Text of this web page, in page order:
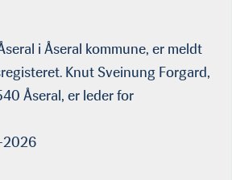
i Åseral kommune, er meldt
Knut Sveinung Forgard,
Åseral, er leder for
2026